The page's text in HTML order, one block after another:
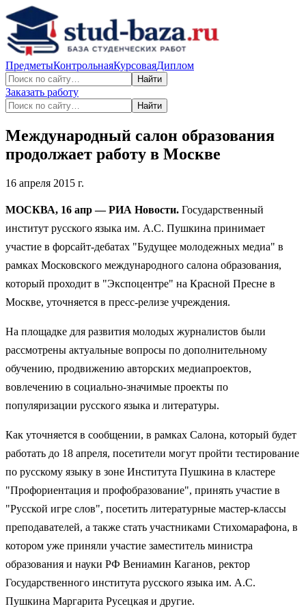
ПредметыКонтрольнаяКурсоваяДиплом
Найти
Заказать работу
Найти
Международный салон образования
продолжает работу в Москве
16 апреля 2015 г.
МОСКВА, 16 апр — РИА Новости. Государственный
институт русского языка им. А.С. Пушкина принимает
участие в форсайт-дебатах "Будущее молодежных медиа" в
рамках Московского международного салона образования,
который проходит в "Экспоцентре" на Красной Пресне в
Москве, уточняется в пресс-релизе учреждения.
На площадке для развития молодых журналистов были
рассмотрены актуальные вопросы по дополнительному
обучению, продвижению авторских медиапроектов,
вовлечению в социально-значимые проекты по
популяризации русского языка и литературы.
Как уточняется в сообщении, в рамках Салона, который будет
работать до 18 апреля, посетители могут пройти тестирование
по русскому языку в зоне Института Пушкина в кластере
"Профориентация и профобразование", принять участие в
"Русской игре слов", посетить литературные мастер-классы
преподавателей, а также стать участниками Стихомарафона, в
котором уже приняли участие заместитель министра
образования и науки РФ Вениамин Каганов, ректор
Государственного института русского языка им. А.С.
Пушкина Маргарита Русецкая и другие.